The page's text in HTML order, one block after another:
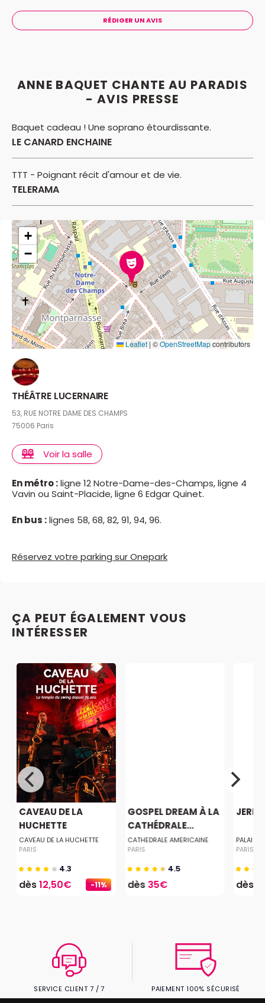
RÉDIGER UN AVIS
ANNE BAQUET CHANTE AU PARADIS
- AVIS PRESSE
Baquet cadeau ! Une soprano étourdissante.
LE CANARD ENCHAINE
TTT - Poignant récit d'amour et de vie.
TELERAMA
+
−
Leaflet | ©OpenStreetMapcontributors
THÉÂTRE LUCERNAIRE
53, RUE NOTRE DAME DES CHAMPS
75006 Paris
Voir la salle
En métro :ligne 12 Notre-Dame-des-Champs, ligne 4
Vavin ou Saint-Placide, ligne 6 Edgar Quinet.
En bus :lignes 58, 68, 82, 91, 94, 96.
Réservez votre parking sur Onepark
ÇA PEUT ÉGALEMENT VOUS
INTÉRESSER
-11%
CAVEAU DE LA
HUCHETTE
CAVEAU DE LA HUCHETTE
PARIS
4.3
dès12,50€
GOSPEL DREAM À LA
CATHÉDRALE...
CATHEDRALE AMERICAINE
PARIS
4.5
dès35€
PALAIS
PARIS
dès
SERVICE CLIENT 7 / 7 PAIEMENT 100% SÉCURISÉ